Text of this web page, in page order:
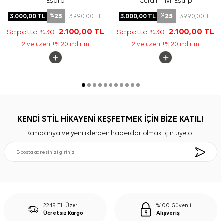
3.000,00 TL %25 3.990,00TL
Sepette %30 2.100,00 TL
2 ve üzeri +% 20 indirim
3.000,00TL %25 3.990,00TL
Sepette %30 2.100,00 TL
2 ve üzeri +% 20 indirim
KENDİ STİL HİKAYENİ KEŞFETMEK İÇİN BİZE KATIL!
Kampanya ve yeniliklerden haberdar olmak için üye ol.
2249 TL Üzeri
Ücretsiz Kargo
%100 Güvenli
Alışveriş